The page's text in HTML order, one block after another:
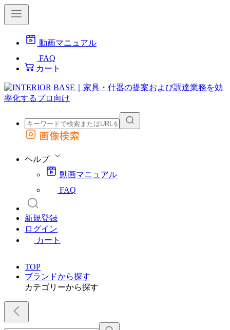
動画マニュアル
FAQ
カート
外部サイトの商品をカートに追加
画像検索
ヘルプ
動画マニュアル
FAQ
新規登録
ログイン
カート
TOP
ブランドから探す
カテゴリーから探す